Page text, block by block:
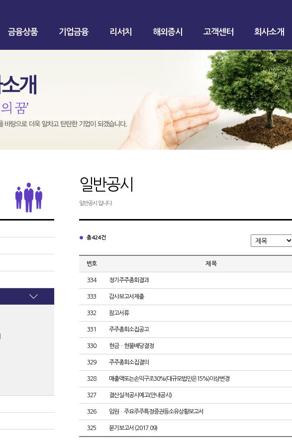
금융상품 기업금융 리서치 해외증시 고객센터 회사소개
일반공시
일반공시 입니다.
총 424건
번호 제 목
334 정기주주총회결과
333 감사보고서제출
332 참고서류
331 주주총회소집공고
330 현금ㆍ현물배당결정
329 주주총회소집결의
328 매출액또는손익구조30%(대규모법인은15%)이상변경
327 결산실적공시예고(안내공시)
326 임원ㆍ주요주주특정증권등소유상황보고서
325 분기보고서 (2017.09)